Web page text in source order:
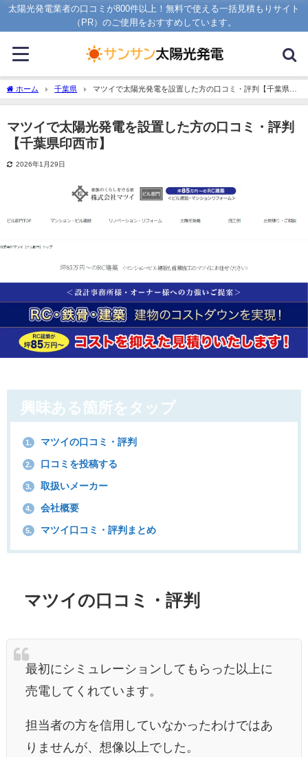
太陽光発電業者の口コミが800件以上！無料で使える一括見積もりサイト
（PR）のご使用をおすすめしています。
ホーム 千葉県
マツイで太陽光発電を設置した方の口コミ・評判【千葉県印
西市】
マツイで太陽光発電を設置した方の口コミ・評判
【千葉県印西市】
2026年1月29日
興味ある箇所をタップ
1. マツイの口コミ・評判
2. 口コミを投稿する
3. 取扱いメーカー
4. 会社概要
5. マツイ口コミ・評判まとめ
マツイの口コミ・評判
最初にシミュレーションしてもらった以上に
売電してくれています。
担当者の方を信用していなかったわけではあ
りませんが、想像以上でした。